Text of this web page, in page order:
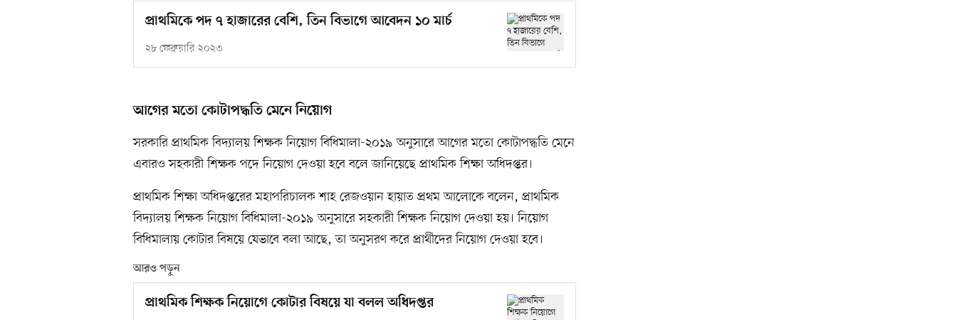
প্রাথমিকে পদ ৭ হাজারের বেশি, তিন বিভাগে আবেদন ১০ মার্চ
২৮ ফেব্রুয়ারি ২০২৩
আগের মতো কোটাপদ্ধতি মেনে নিয়োগ
সরকারি প্রাথমিক বিদ্যালয় শিক্ষক নিয়োগ বিধিমালা-২০১৯ অনুসারে আগের মতো কোটাপদ্ধতি মেনে
এবারও সহকারী শিক্ষক পদে নিয়োগ দেওয়া হবে বলে জানিয়েছে প্রাথমিক শিক্ষা অধিদপ্তর।
প্রাথমিক শিক্ষা অধিদপ্তরের মহাপরিচালক শাহ রেজওয়ান হায়াত প্রথম আলোকে বলেন, প্রাথমিক
বিদ্যালয় শিক্ষক নিয়োগ বিধিমালা-২০১৯ অনুসারে সহকারী শিক্ষক নিয়োগ দেওয়া হয়। নিয়োগ
বিধিমালায় কোটার বিষয়ে যেভাবে বলা আছে, তা অনুসরণ করে প্রার্থীদের নিয়োগ দেওয়া হবে।
আরও পড়ুন
প্রাথমিক শিক্ষক নিয়োগে কোটার বিষয়ে যা বলল অধিদপ্তর